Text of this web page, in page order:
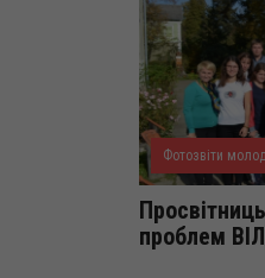
Фотозвіти
проблем